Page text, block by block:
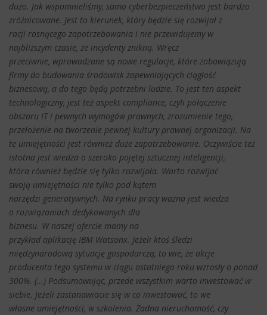
dużo. Jak wspomnieliśmy, samo cyberbezpieczeństwo jest bardzo
zróżnicowane. Jest to kierunek, który będzie się rozwijał z
racji rosnącego zapotrzebowania i nie przewidujemy w
najbliższym czasie, że incydenty znikną. Wręcz
przeciwnie, wprowadzane są nowe regulacje, które zobowiązują
firmy do budowania środowisk zapewniających ciągłość
biznesową, a do tego będą potrzebni ludzie. To jest ten aspekt
technologiczny, jest też aspekt compliance, czyli połączenie
obszaru IT i pewnych wymogów prawnych, zrozumienie tego,
przełożenie na tworzenie pewnej kultury prawnej organizacji. Na
te umiejętności jest również duże zapotrzebowanie. Oczywiście też
istotna jest wiedza o szeroko pojętej sztucznej inteligencji,
która również będzie się tylko rozwijała. Warto rozwijać
swoją umiejętności nie tylko pod kątem
narzędzi generatywnych. Na rynku pracy ważna jest wiedza
o rozwiązaniach dedykowanych dla
biznesu. W naszej ofercie mamy na
przykład aplikację IBM Watsonx. Jeżeli ktoś śledzi
międzynarodową sytuację gospodarczą, to wie, że akcje
producenta tego systemu w ciągu ostatniego roku wzrosły o ponad
300%. (…) Podsumowując, przede wszystkim warto inwestować w
siebie. Jeżeli zastanawiacie się w co inwestować, to we
własne umiejętności, w szkolenia. Żadna nieruchomość, czy